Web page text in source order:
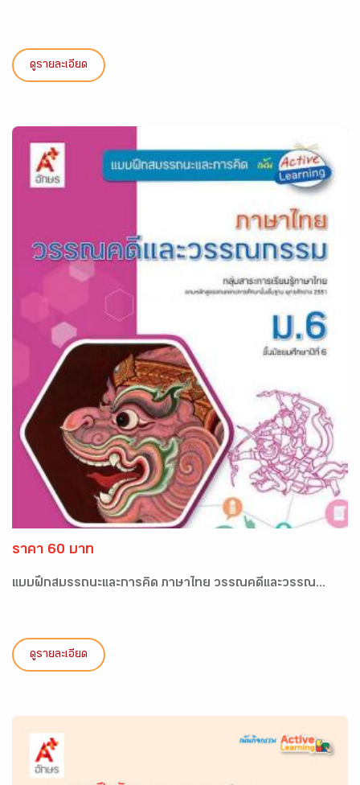
ดูรายละเอียด
ราคา 60 บาท
แบบฝึกสมรรถนะและการคิด ภาษาไทย วรรณคดีและวรรณ...
ดูรายละเอียด